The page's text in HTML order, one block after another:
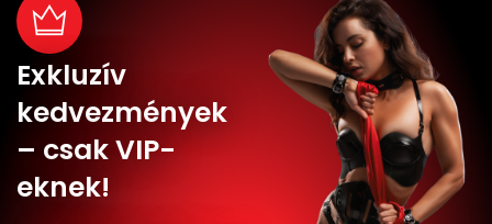
Exkluzív
kedvezmények
– csak VIP-
eknek!